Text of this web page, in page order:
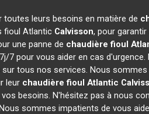
leurs besoins en matière de
fioul Atlantic Calvisson, pour
une panne de chaudière fioul
7 pour vous aider en cas
tous nos services. Nous
leur chaudière fioul Atlantic
besoins. N'hésitez pas à nous
sommes impatients de vous